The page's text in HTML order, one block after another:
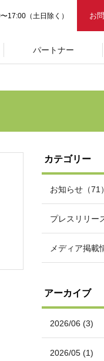
17:00（土日除く） お
パートナー
カテゴリー
お知らせ（71）
プレスリリー
メディア掲載
アーカイブ
2026/06 (3)
2026/05 (1)